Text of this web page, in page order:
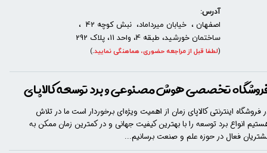
تخصصی هوش مصنوعی و برد توسعه کالاپای
فروشگاه اینترنتی کالاپای زمان از اهمیت ویژه‌ای برخوردار است ما در تلاش
انواع برد توسعه را با​​​ بهترین کیفیت جهانی و در کمترین زمان ممکن به
فعال در حوزه علم و صنعت برسانیم...
آدرس:
اصفهان ، خیابان میرداماد، نبش کوچه 42 ،
ساختمان خورشید، طبقه 4، واحد 11، پلاک 292
(لطفا قبل از مراجعه حضوری، هماهنگی نمایید.
)